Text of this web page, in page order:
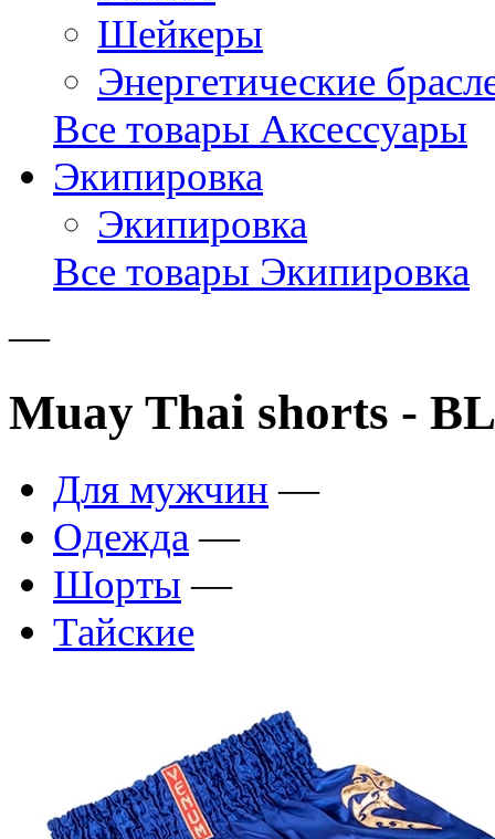
Шейкеры
Энергетические
Все товары Аксессуары
Экипировка
Экипировка
Все товары Экипировка
—
Muay Thai shorts -
Для мужчин —
Одежда —
Шорты —
Тайские